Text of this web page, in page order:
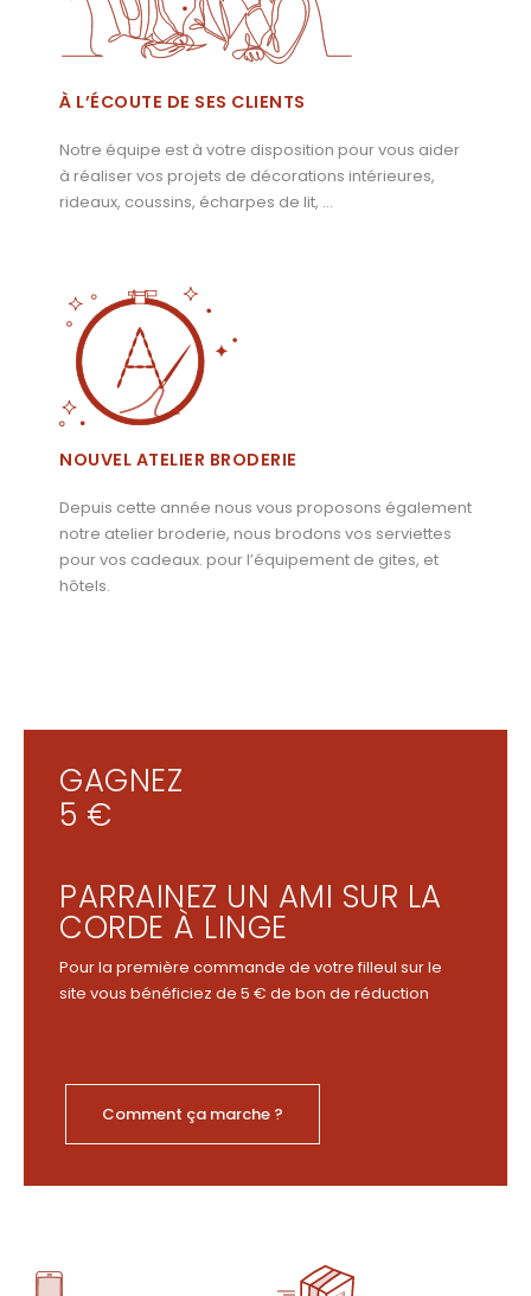
À L’ÉCOUTE DE SES CLIENTS
Notre équipe est à votre disposition pour vous aider
à réaliser vos projets de décorations intérieures,
rideaux, coussins, écharpes de lit, …
NOUVEL ATELIER BRODERIE
Depuis cette année nous vous proposons également
notre atelier broderie, nous brodons vos serviettes
pour vos cadeaux. pour l’équipement de gites, et
hôtels.
GAGNEZ
5 €
PARRAINEZ UN AMI SUR LA
CORDE À LINGE
Pour la première commande de votre filleul sur le
site vous bénéficiez de 5 € de bon de réduction
Comment ça marche ?